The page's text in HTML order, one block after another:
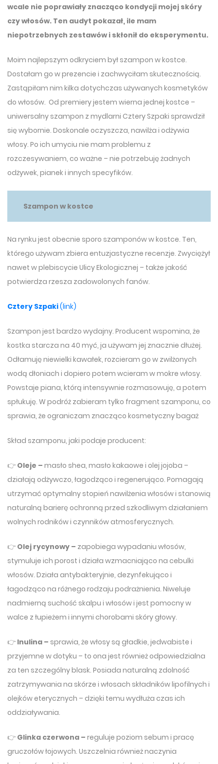
wcale nie poprawiały znacząco kondycji mojej skóry
czy włosów. Ten audyt pokazał, ile mam
niepotrzebnych zestawów i skłonił do eksperymentu.
Moim najlepszym odkryciem był szampon w kostce.
Dostałam go w prezencie i zachwyciłam skutecznością.
Zastąpiłam nim kilka dotychczas używanych kosmetyków
do włosów. Od premiery jestem wierna jednej kostce –
uniwersalny szampon z mydlarni Cztery Szpaki sprawdził
się wybornie. Doskonale oczyszcza, nawilża i odżywia
włosy. Po ich umyciu nie mam problemu z
rozczesywaniem, co ważne – nie potrzebuję żadnych
odżywek, pianek i innych specyfików.
Szampon w kostce
Na rynku jest obecnie sporo szamponów w kostce. Ten,
którego używam zbiera entuzjastyczne recenzje. Zwyciężył
nawet w plebiscycie Ulicy Ekologicznej – także jakość
potwierdza rzesza zadowolonych fanów.
Cztery Szpaki(link)
Szampon jest bardzo wydajny. Producent wspomina, że
kostka starcza na 40 myć, ja używam jej znacznie dłużej.
Odłamuję niewielki kawałek, rozcieram go w zwilżonych
wodą dłoniach i dopiero potem wcieram w mokre włosy.
Powstaje piana, którą intensywnie rozmasowuję, a potem
spłukuję. W podróż zabieram tylko fragment szamponu, co
sprawia, że ograniczam znacząco kosmetyczny bagaż
Skład szamponu, jaki podaje producent:
👉 Oleje – masło shea, masło kakaowe i olej jojoba –
działają odżywczo, łagodząco i regenerująco. Pomagają
utrzymać optymalny stopień nawilżenia włosów i stanowią
naturalną barierę ochronną przed szkodliwym działaniem
wolnych rodników i czynników atmosferycznych.
👉 Olej rycynowy – zapobiega wypadaniu włosów,
stymuluje ich porost i działa wzmacniająco na cebulki
włosów. Działa antybakteryjnie, dezynfekująco i
łagodząco na różnego rodzaju podrażnienia. Niweluje
nadmierną suchość skalpu i włosów i jest pomocny w
walce z łupieżem i innymi chorobami skóry głowy.
👉 Inulina – sprawia, że włosy są gładkie, jedwabiste i
przyjemne w dotyku – to ona jest również odpowiedzialna
za ten szczególny blask. Posiada naturalną zdolność
zatrzymywania na skórze i włosach składników lipofilnych i
olejków eterycznych – dzięki temu wydłuża czas ich
oddziaływania.
👉 Glinka czerwona – reguluje poziom sebum i pracę
gruczołów łojowych. Uszczelnia również naczynia